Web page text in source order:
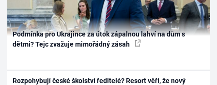
Podmínka pro Ukrajince za útok zápalnou lahví na dům s
dětmi? Tejc zvažuje mimořádný zásah
Rozpohybují české školství ředitelé? Resort věří, že nový